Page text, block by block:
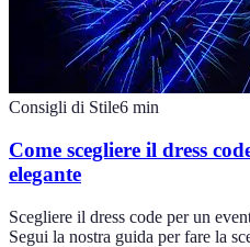
Consigli di Stile6 min
Come scegliere il dress
elegante
Scegliere il dress code per un
Segui la nostra guida per fare la